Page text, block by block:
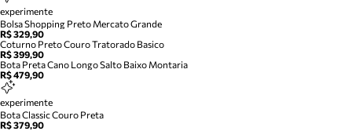
experimente
Bolsa Shopping Preto Mercato Grande
R$ 329,90
Coturno Preto Couro Tratorado Basico
R$ 399,90
Bota Preta Cano Longo Salto Baixo Montaria
R$ 479,90
experimente
Bota Classic Couro Preta
R$ 379,90